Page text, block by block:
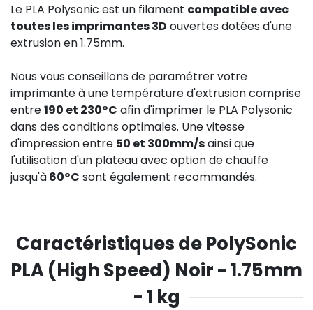
Le PLA Polysonic est un filament compatible avec
toutes les imprimantes 3D ouvertes dotées d'une
extrusion en 1.75mm.
Nous vous conseillons de paramétrer votre
imprimante à une température d'extrusion comprise
entre190 et 230°C afin d'imprimer le PLA Polysonic
dans des conditions optimales. Une vitesse
d'impression entre 50 et 300mm/sainsi que
l'utilisation d'un plateau avec option de chauffe
jusqu'à60°C sont également recommandés.
Caractéristiques de PolySonic
PLA (High Speed) Noir - 1.75mm
- 1 kg